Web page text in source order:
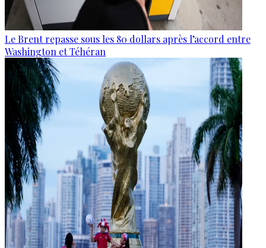
Le Brent repasse sous les 80 dollars après l’accord entre
Washington et Téhéran